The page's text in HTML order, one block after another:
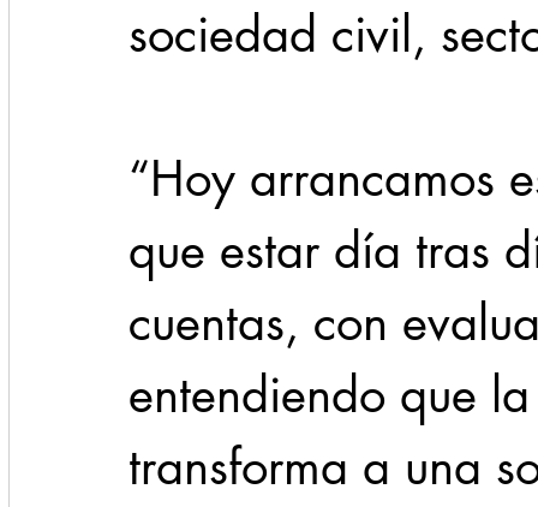
sociedad civil,
“Hoy arrancamos
que estar día tras
cuentas, con
entendiendo que
transforma a una